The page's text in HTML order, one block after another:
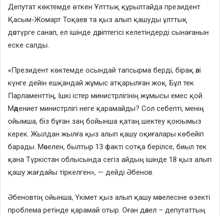
Депутат көктемде өткен Ұлттық құрылтайда президент
Қасым-Жомарт Тоқаев та қыз алып қашуды ұлттық
дәстүрге санап, ел ішінде дәріптегісі келетіндерді сынағанын
еске салды.
«Президент көктемде осындай тапсырма берді, бірақ әлі
күнге дейін ешқандай жұмыс атқарылған жоқ. Бұл тек
Парламенттің, Ішкі істер министрлігінің жұмысы емес қой.
Мәдениет министрлігі неге қарамайды? Сол себепті, менің
ойымша, біз бұған заң бойынша қатаң шектеу қоюымыз
керек. Жылдан жылға қыз алып қашу оқиғалары көбейіп
барады. Мәселен, былтыр 13 факті сотқа берілсе, биыл тек
қана Түркістан облысында сегіз айдың ішінде 18 қыз алып
қашу жағдайы тіркелген», — дейді Әбенов.
Әбеновтің ойынша, Үкімет қыз алып қашу мәселесіне өзекті
проблема ретінде қарамай отыр. Оған дәлел – депутаттың